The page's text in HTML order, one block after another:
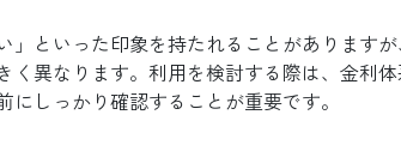
といった印象を持たれることがありますが
異なります。利用を検討する際は、金利
しっかり確認することが重要です。